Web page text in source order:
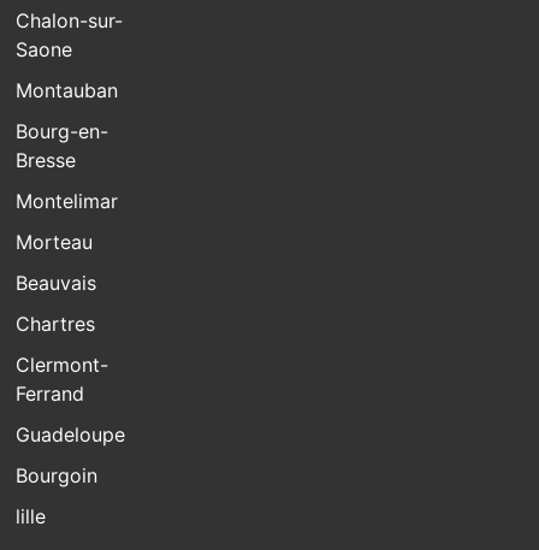
Chalon-sur-
Saone
Montauban
Bourg-en-
Bresse
Montelimar
Morteau
Beauvais
Chartres
Clermont-
Ferrand
Guadeloupe
Bourgoin
lille